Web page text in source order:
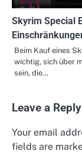
Skyrim Special
Beim Kauf eines
wichtig, sich über
sein, die…
Leave a Reply
Your email
fields are